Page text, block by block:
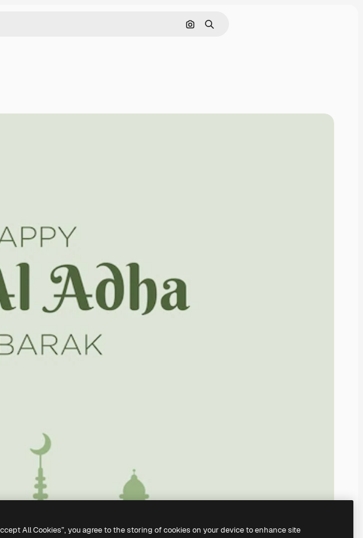
Pesquisar por imagem
Buscar
All Cookies”, you agree to the storing of cookies on your device to enhance site